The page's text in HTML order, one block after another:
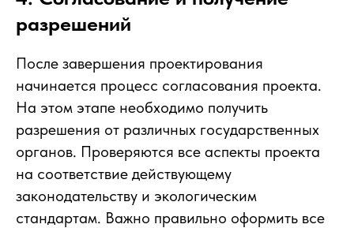
разрешений
После завершения проектирования
начинается процесс согласования проекта.
На этом этапе необходимо получить
разрешения от различных государственных
органов. Проверяются все аспекты проекта
на соответствие действующему
законодательству и экологическим
стандартам. Важно правильно оформить все